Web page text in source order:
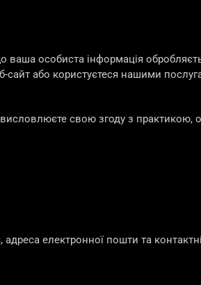
особиста інформація
сайт або користуєтеся нашими
свою згоду з практикою,
електронної пошти та